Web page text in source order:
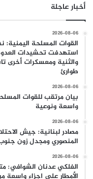
أخبار عاجلة
2026-08-06
القوات المسلحة
استهدفت تحشيدات العدو
والثنية ومعسكرات أخرى
طوارئ
2026-08-06
بيان مرتقب للقوات
واسعة ونوعية
2026-08-06
مصادر لبنانية: جيش
المنصوري ومجدل زون
2026-08-06